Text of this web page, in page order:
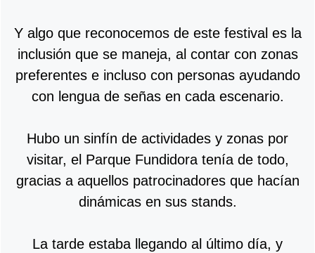
Y algo que reconocemos de este festival es la
inclusión que se maneja, al contar con zonas
preferentes e incluso con personas ayudando
con lengua de señas en cada escenario.
Hubo un sinfín de actividades y zonas por
visitar, el Parque Fundidora tenía de todo,
gracias a aquellos patrocinadores que hacían
dinámicas en sus stands.
La tarde estaba llegando al último día, y